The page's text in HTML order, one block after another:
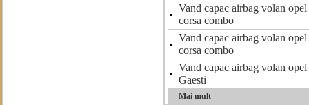
Vand capac airbag volan
corsa combo
Vand capac airbag volan
corsa combo
Vand capac airbag volan
Gaesti
Mai mult